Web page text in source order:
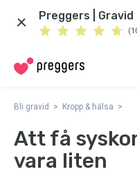
Preggers | Gravid
Bli gravid Kropp & hälsa
Att få
vara liten